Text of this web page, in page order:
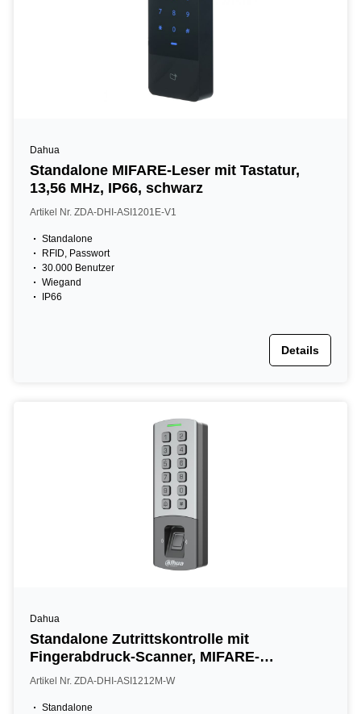
Dahua
Standalone MIFARE-Leser mit Tastatur,
13,56 MHz, IP66, schwarz
Artikel Nr. ZDA-DHI-ASI1201E-V1
Standalone
RFID, Passwort
30.000 Benutzer
Wiegand
IP66
Details
Dahua
Standalone Zutrittskontrolle mit
Fingerabdruck-Scanner, MIFARE-
Kartenleser, Tastatur, 13,56 MHz, IP65, IK08,
Artikel Nr. ZDA-DHI-ASI1212M-W
Standalone